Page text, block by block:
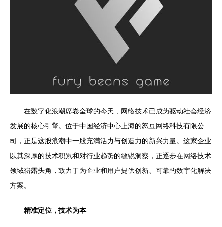
在数字化浪潮席卷全球的今天，网络技术已成为驱动社会经济
发展的核心引擎。位于中国经济中心上海的怒豆网络科技有限公
司，正是这股浪潮中一股充满活力与创造力的新兴力量。这家企业
以其深厚的技术积累和对行业趋势的敏锐洞察，正逐步在网络技术
领域崭露头角，致力于为企业和用户提供创新、可靠的数字化解决
方案。
精准定位，技术为本